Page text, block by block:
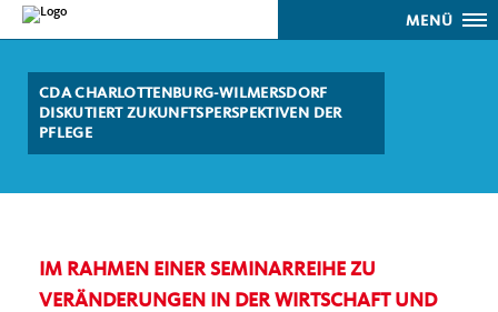
MENÜ
CDA CHARLOTTENBURG-WILMERSDORF
DISKUTIERT ZUKUNFTSPERSPEKTIVEN DER
PFLEGE
IM RAHMEN EINER SEMINARREIHE ZU
VERÄNDERUNGEN IN DER WIRTSCHAFT UND